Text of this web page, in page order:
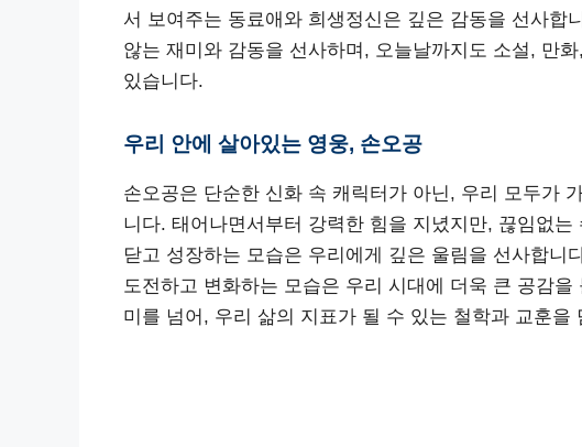
서 보여주는 동료애와 희생정신은 깊은 감동을 선사합
않는 재미와 감동을 선사하며, 오늘날까지도 소설, 만
있습니다.
우리 안에 살아있는 영웅, 손오공
손오공은 단순한 신화 속 캐릭터가 아닌, 우리 모두가
니다. 태어나면서부터 강력한 힘을 지녔지만, 끊임없
닫고 성장하는 모습은 우리에게 깊은 울림을 선사합니
도전하고 변화하는 모습은 우리 시대에 더욱 큰 공감
미를 넘어, 우리 삶의 지표가 될 수 있는 철학과 교훈을